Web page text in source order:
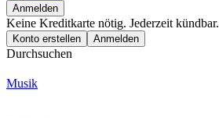
Anmelden
Keine Kreditkarte nötig. Jederzeit kündbar.
Konto erstellen Anmelden
Durchsuchen
Musik